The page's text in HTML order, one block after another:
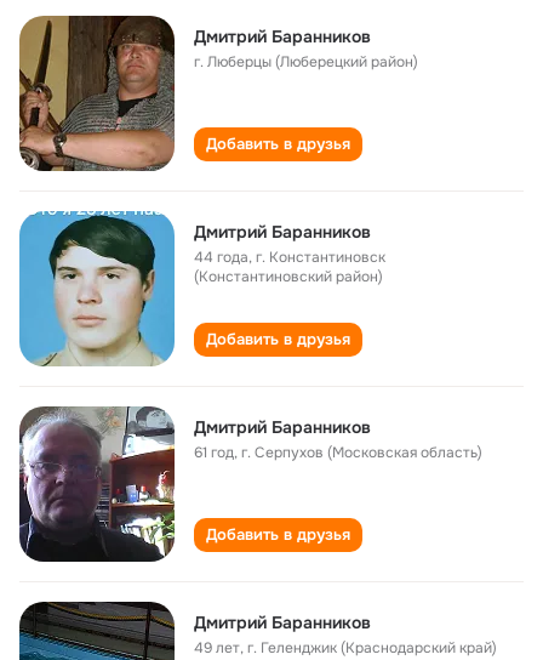
Дмитрий Баранников
г. Люберцы (Люберецкий район)
Добавить в друзья
Дмитрий Баранников
44 года,г. Константиновск
(Константиновский район)
Добавить в друзья
Дмитрий Баранников
61 год,г. Серпухов (Московская область)
Добавить в друзья
Дмитрий Баранников
49 лет,г. Геленджик (Краснодарский край)